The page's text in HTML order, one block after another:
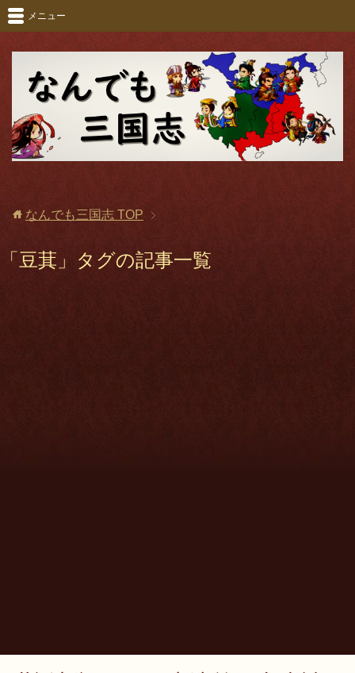
メニュー
なんでも三国志 TOP
「豆萁」タグの記事一覧